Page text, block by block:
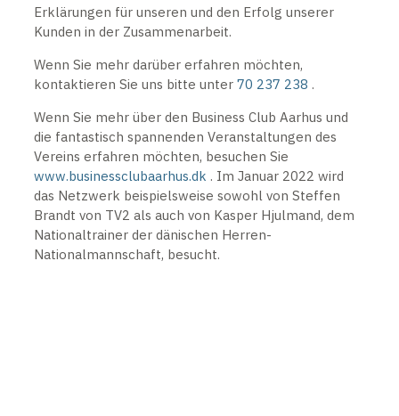
Erklärungen für unseren und den Erfolg unserer
Kunden in der Zusammenarbeit.
Wenn Sie mehr darüber erfahren möchten,
kontaktieren Sie uns bitte unter 70 237 238 .
Wenn Sie mehr über den Business Club Aarhus und
die fantastisch spannenden Veranstaltungen des
Vereins erfahren möchten, besuchen Sie
www.businessclubaarhus.dk . Im Januar 2022 wird
das Netzwerk beispielsweise sowohl von Steffen
Brandt von TV2 als auch von Kasper Hjulmand, dem
Nationaltrainer der dänischen Herren-
Nationalmannschaft, besucht.